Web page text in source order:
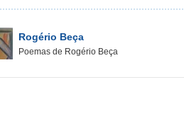
Rogério Beça
Poemas de Rogério Beça